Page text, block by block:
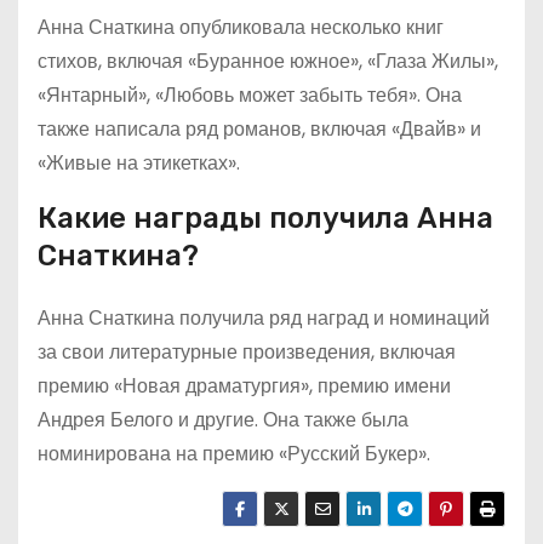
Анна Снаткина опубликовала несколько книг
стихов, включая «Буранное южное», «Глаза Жилы»,
«Янтарный», «Любовь может забыть тебя». Она
также написала ряд романов, включая «Двайв» и
«Живые на этикетках».
Какие награды получила Анна
Снаткина?
Анна Снаткина получила ряд наград и номинаций
за свои литературные произведения, включая
премию «Новая драматургия», премию имени
Андрея Белого и другие. Она также была
номинирована на премию «Русский Букер».